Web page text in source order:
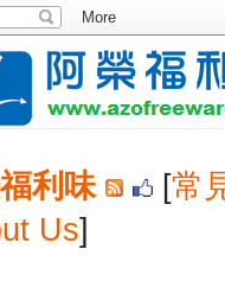
利味 [常
Us]